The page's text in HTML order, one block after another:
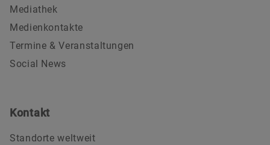
Mediathek
Medienkontakte
Termine & Veranstaltungen
Social News
Kontakt
Standorte weltweit